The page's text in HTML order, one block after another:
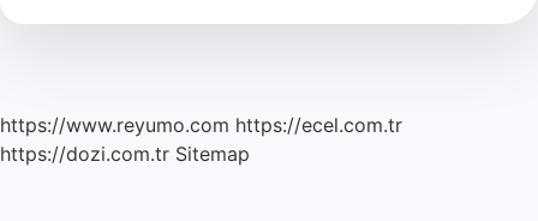
https://www.reyumo.com https://ecel.com.tr
https://dozi.com.tr Sitemap